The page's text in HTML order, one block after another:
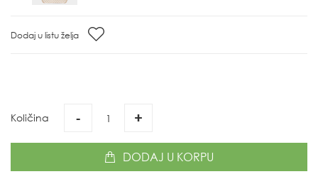
Dodaj u listu želja
Količina - +
DODAJ U KORPU